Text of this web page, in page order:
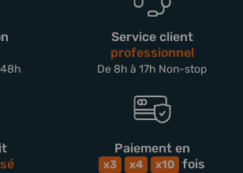
Service client
professionnel
De 8h à 17h Non-stop
Paiement en
x3 x4 x10 fois